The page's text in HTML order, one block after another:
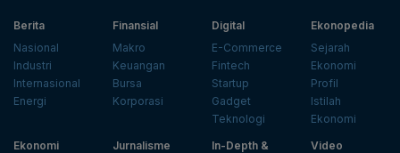
Berita
Nasional
Industri
Internasional
Energi
Finansial
Makro
Keuangan
Bursa
Korporasi
Digital
E-Commerce
Fintech
Startup
Gadget
Teknologi
Ekonopedia
Sejarah
Ekonomi
Profil
Istilah
Ekonomi
Ekonomi
Jurnalisme
In-Depth &
Video